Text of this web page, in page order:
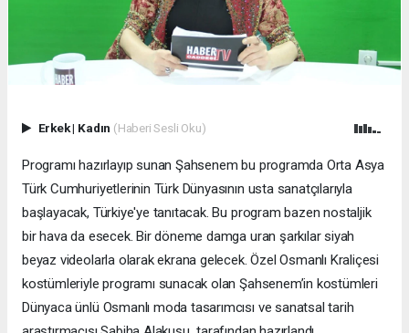
Erkek| Kadın (Haberi Sesli Oku)
Programı hazırlayıp sunan Şahsenem bu programda Orta Asya
Türk Cumhuriyetlerinin Türk Dünyasının usta sanatçılarıyla
başlayacak, Türkiye'ye tanıtacak. Bu program bazen nostaljik
bir hava da esecek. Bir döneme damga uran şarkılar siyah
beyaz videolarla olarak ekrana gelecek. Özel Osmanlı Kraliçesi
kostümleriyle programı sunacak olan Şahsenem’in kostümleri
Dünyaca ünlü Osmanlı moda tasarımcısı ve sanatsal tarih